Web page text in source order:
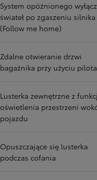
System opóźnionego
świateł po zgaszeniu silnika
(Follow me home)
Zdalne otwieranie drzwi
bagażnika przy użyciu pilota
Lusterka zewnętrzne z
oświetlenia przestrzeni
pojazdu
Opuszczające się lusterka
podczas cofania